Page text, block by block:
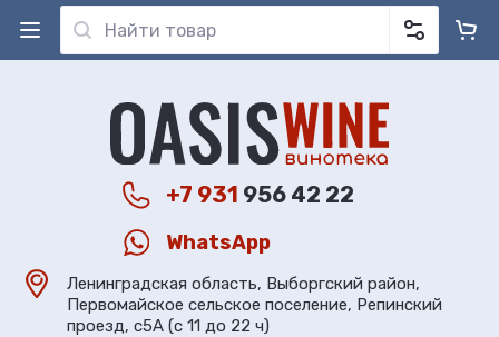
+7 931 956 42 22
WhatsApp
Ленинградская область, Выборгский район,
Первомайское сельское поселение, Репинский
проезд, с5А (с 11 до 22 ч)